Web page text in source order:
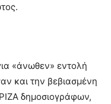
«άνωθεν» εντολή
και την βεβιασμένη
δημοσιογράφων,